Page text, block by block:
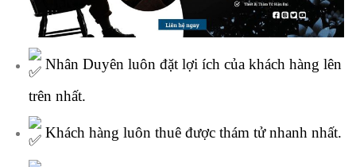
Nhân Duyên luôn đặt lợi ích của khách hàng lên
trên nhất.
Khách hàng luôn thuê được thám tử nhanh nhất.